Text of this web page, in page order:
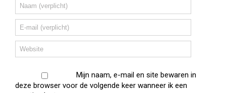
Mijn naam, e-mail en site bewaren in
deze browser voor de volgende keer wanneer ik een